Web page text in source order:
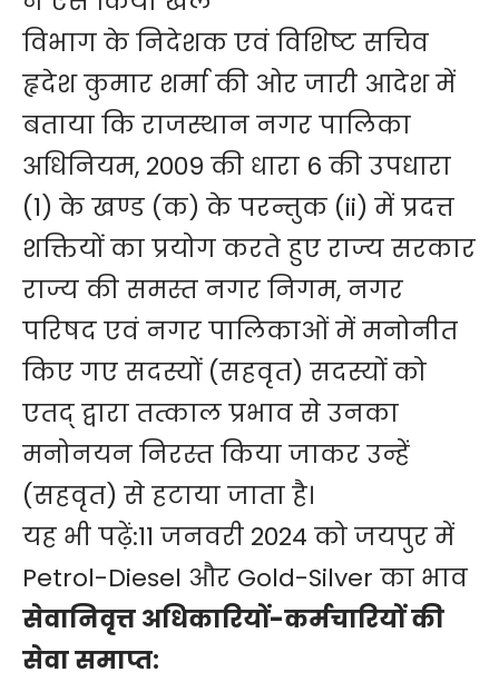
विभाग के निदेशक एवं विशिष्ट सचिव
हृदेश कुमार शर्मा की ओर जारी आदेश में
बताया कि राजस्थान नगर पालिका
अधिनियम, 2009 की धारा 6 की उपधारा
(1) के खण्ड (क) के परन्तुक (ii) में प्रदत्त
शक्तियों का प्रयोग करते हुए राज्य सरकार
राज्य की समस्त नगर निगम, नगर
परिषद एवं नगर पालिकाओं में मनोनीत
किए गए सदस्यों (सहवृत) सदस्यों को
एतद् द्वारा तत्काल प्रभाव से उनका
मनोनयन निरस्त किया जाकर उन्हें
(सहवृत) से हटाया जाता है।
यह भी पढ़ें:11 जनवरी 2024 को जयपुर में
Petrol-Diesel और Gold-Silver का भाव
सेवानिवृत्त अधिकारियों-कर्मचारियों की
सेवा समाप्त: